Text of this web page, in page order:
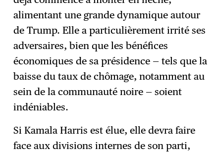
alimentant une grande dynamique autour
de Trump. Elle a particulièrement irrité ses
adversaires, bien que les bénéfices
économiques de sa présidence — tels que la
baisse du taux de chômage, notamment au
sein de la communauté noire — soient
indéniables.
Si Kamala Harris est élue, elle devra faire
face aux divisions internes de son parti,